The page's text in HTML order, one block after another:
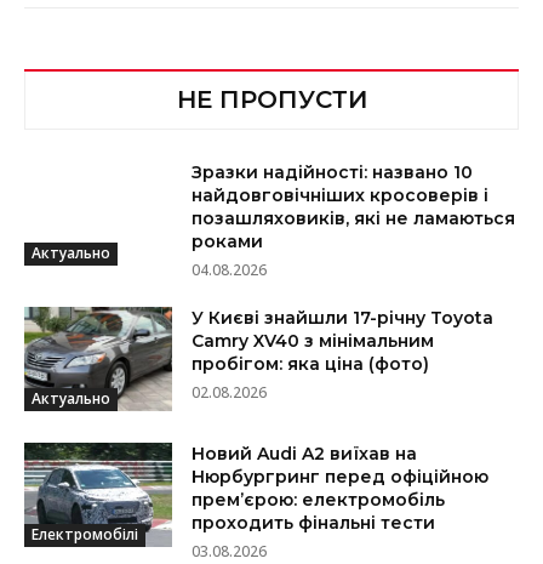
НЕ ПРОПУСТИ
Актуально
Зразки надійності: названо 10
найдовговічніших кросоверів і
позашляховиків, які не ламаються
роками
04.08.2026
Актуально
У Києві знайшли 17-річну Toyota
Camry XV40 з мінімальним
пробігом: яка ціна (фото)
02.08.2026
Електромобілі
Новий Audi A2 виїхав на
Нюрбургринг перед офіційною
прем’єрою: електромобіль
проходить фінальні тести
03.08.2026